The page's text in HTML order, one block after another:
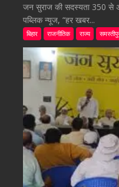
जन सुराज की सदस्यता 350 से
पब्लिक न्यूज, “हर खबर...
बिहार राजनीतिक राज्य